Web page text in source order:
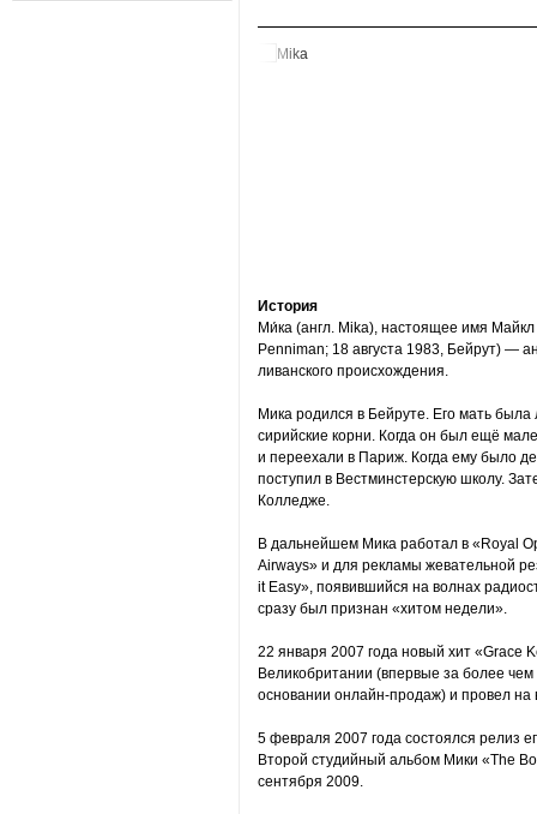
История
Ми́ка (англ. Mika), настоящее имя
Penniman; 18 августа 1983, Бейрут) —
ливанского происхождения.
Мика родился в Бейруте. Его мать
сирийские корни. Когда он был ещё
и переехали в Париж. Когда ему было
поступил в Вестминстерскую школу.
Колледже.
В дальнейшем Мика работал в «Royal
Airways» и для рекламы жевательной
it Easy», появившийся на волнах
сразу был признан «хитом недели».
22 января 2007 года новый хит «Grace
Великобритании (впервые за более
основании онлайн-продаж) и провел
5 февраля 2007 года состоялся релиз
Второй студийный альбом Мики «The
сентября 2009.